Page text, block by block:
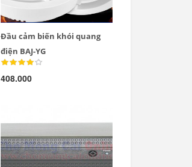
Đầu cảm biến khói quang
điện BAJ-YG
408.000